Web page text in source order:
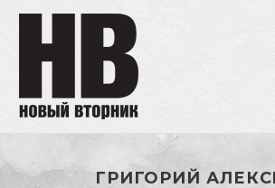
ГРИГОРИЙ